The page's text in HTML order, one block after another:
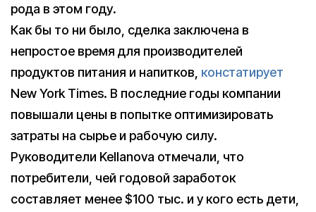
рода в этом году.
Как бы то ни было, сделка заключена в
непростое время для производителей
продуктов питания и напитков, констатирует
New York Times. В последние годы компании
повышали цены в попытке оптимизировать
затраты на сырье и рабочую силу.
Руководители Kellanova отмечали, что
потребители, чей годовой заработок
составляет менее $100 тыс. и у кого есть дети,